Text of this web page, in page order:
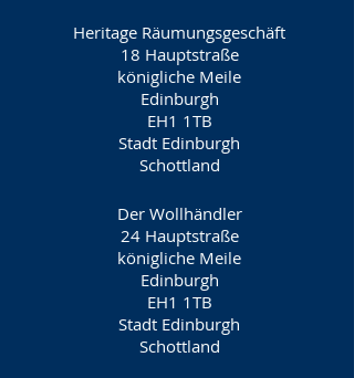
Heritage Räumungsgeschäft
18 Hauptstraße
königliche Meile
Edinburgh
EH1 1TB
Stadt Edinburgh
Schottland
Der Wollhändler
24 Hauptstraße
königliche Meile
Edinburgh
EH1 1TB
Stadt Edinburgh
Schottland